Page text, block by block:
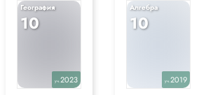
География
10
уч.2023
Алгебра
10
уч.2019